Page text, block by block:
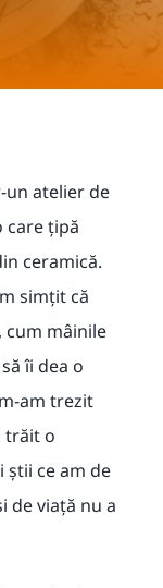
atelier de
care țipă
ceramică.
simțit că
cum mâinile
îi dea o
am trezit
trăit o
știi ce am de
de viață nu a